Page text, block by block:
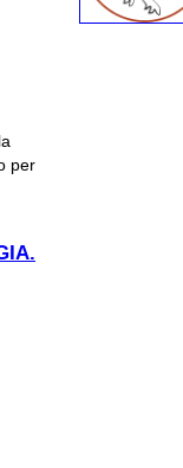
per